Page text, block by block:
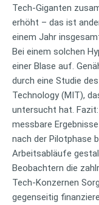
Tech-Giganten
erhöht – das ist
einem Jahr
Bei einem solchen
einer Blase auf.
durch eine Studie
Technology (MIT),
untersucht hat.
messbare
nach der Pilotphase
Arbeitsabläufe
Beobachtern die
Tech-Konzernen
gegenseitig